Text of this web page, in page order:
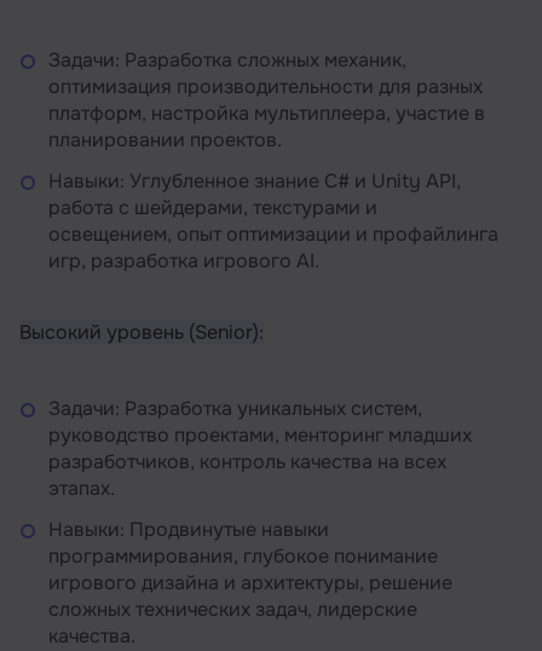
Задачи: Разработка сложных механик,
оптимизация производительности для разных
платформ, настройка мультиплеера, участие в
планировании проектов.
Навыки: Углубленное знание C# и Unity API,
работа с шейдерами, текстурами и
освещением, опыт оптимизации и профайлинга
игр, разработка игрового AI.
Высокий уровень (Senior):
Задачи: Разработка уникальных систем,
руководство проектами, менторинг младших
разработчиков, контроль качества на всех
этапах.
Навыки: Продвинутые навыки
программирования, глубокое понимание
игрового дизайна и архитектуры, решение
сложных технических задач, лидерские
качества.